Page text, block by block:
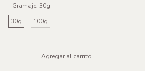
Gramaje: 30g
30g
100g